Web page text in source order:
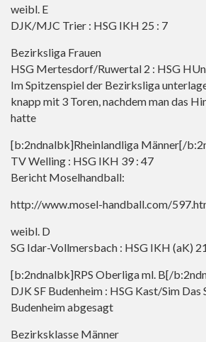
weibl. E
DJK/MJC Trier : HSG IKH 25 : 7
Bezirksliga Frauen
HSG Mertesdorf/Ruwertal 2 : HSG
Im Spitzenspiel der Bezirksliga
knapp mit 3 Toren, nachdem man das
hatte
[b:2ndnalbk]Rheinlandliga Männer[/
TV Welling : HSG IKH 39 : 47
Bericht Moselhandball:
http://www.mosel-handball.com/
weibl. D
SG Idar-Vollmersbach : HSG IKH (aK)
[b:2ndnalbk]RPS Oberliga ml. B[/
DJK SF Budenheim : HSG Kast/Sim Das
Budenheim abgesagt
Bezirksklasse Männer